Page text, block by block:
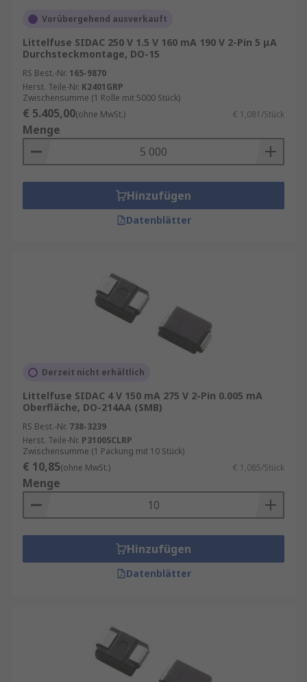
Vorübergehend ausverkauft
Littelfuse SIDAC 250 V 1.5 V 160 mA 190 V 2-Pin 5 μA
Durchsteckmontage, DO-15
RS Best.-Nr. 165-9870
Herst. Teile-Nr. K2401GRP
Zwischensumme (1 Rolle mit 5000 Stück)
€ 5.405,00(ohne MwSt.) € 1,081/Stück
Menge
Hinzufügen
Datenblätter
Derzeit nicht erhältlich
Littelfuse SIDAC 4 V 150 mA 275 V 2-Pin 0.005 mA
Oberfläche, DO-214AA (SMB)
RS Best.-Nr. 738-3239
Herst. Teile-Nr. P3100SCLRP
Zwischensumme (1 Packung mit 10 Stück)
€ 10,85(ohne MwSt.) € 1,085/Stück
Menge
Hinzufügen
Datenblätter